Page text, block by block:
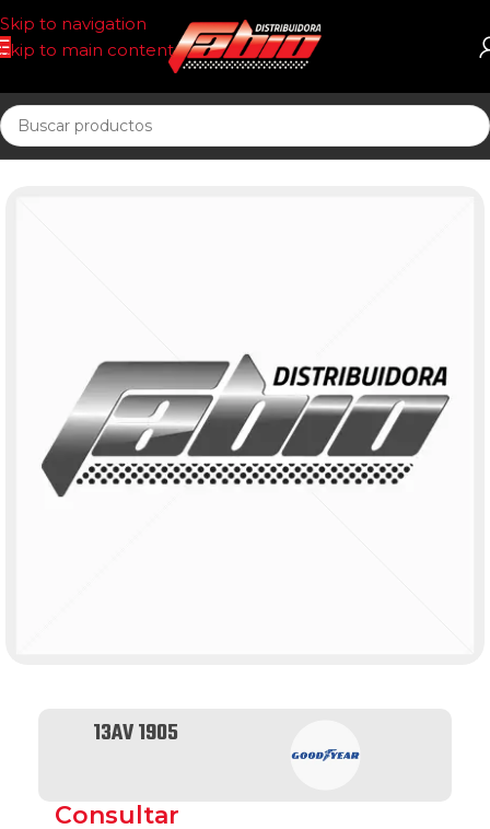
Skip to navigation
Skip to main content
Inicio CORREAS AUTOMOTOR 13AV
13AV 1905
Consultar